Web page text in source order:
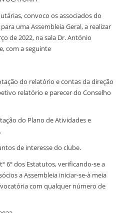
convoco os associados do
uma Assembleia Geral, a realizar
de 2022, na sala Dr. António
com a seguinte
do relatório e contas da direção
relatório e parecer do Conselho
do Plano de Atividades e
de interesse do clube.
6º dos Estatutos, verificando-se a
a Assembleia iniciar-se-à meia
com qualquer número de